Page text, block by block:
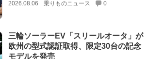
2026.08.06 乗りものニュース 0
三輪ソーラーEV「スリールオータ」が
欧州の型式認証取得、限定30台の記念
モデルを発売